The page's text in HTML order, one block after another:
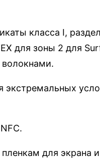
класса I,
для зоны 2 для
для экрана